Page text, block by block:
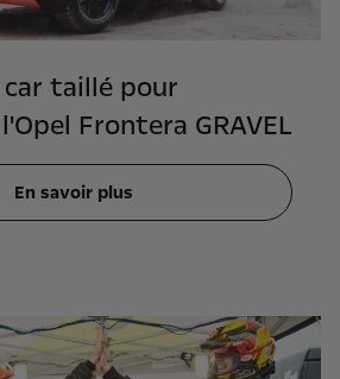
taillé pour
Frontera GRAVEL
En savoir plus